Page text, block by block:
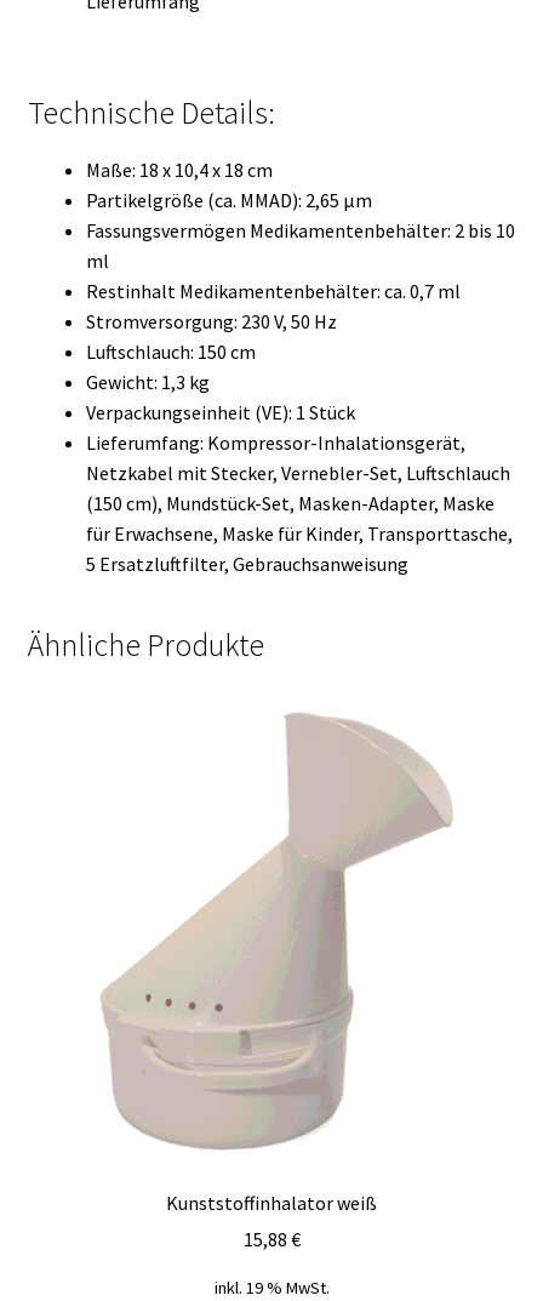
Technische Details:
Maße: 18 x 10,4 x 18 cm
Partikelgröße (ca. MMAD): 2,65 µm
Fassungsvermögen Medikamentenbehälter: 2 bis 10
ml
Restinhalt Medikamentenbehälter: ca. 0,7 ml
Stromversorgung: 230 V, 50 Hz
Luftschlauch: 150 cm
Gewicht: 1,3 kg
Verpackungseinheit (VE): 1 Stück
Lieferumfang: Kompressor-Inhalationsgerät,
Netzkabel mit Stecker, Vernebler-Set, Luftschlauch
(150 cm), Mundstück-Set, Masken-Adapter, Maske
für Erwachsene, Maske für Kinder, Transporttasche,
5 Ersatzluftfilter, Gebrauchsanweisung
Ähnliche Produkte
Kunststoffinhalator weiß
15,88 €
inkl. 19 % MwSt.